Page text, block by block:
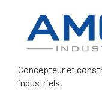
Concepteur et
industriels.